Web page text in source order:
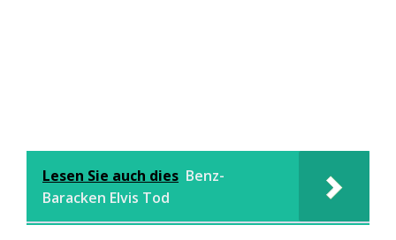
Lesen Sie auch dies Benz-
Baracken Elvis Tod